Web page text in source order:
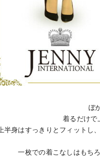
ぼ
着るだけで
上半身はすっきりとフィットし
一枚での着こなしはもち